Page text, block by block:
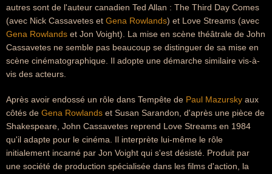
autres sont de l'auteur canadien Ted Allan : The Third Day Comes
(avec Nick Cassavetes et Gena Rowlands) et Love Streams (avec
Gena Rowlands et Jon Voight). La mise en scène théâtrale de John
Cassavetes ne semble pas beaucoup se distinguer de sa mise en
scène cinématographique. Il adopte une démarche similaire vis-à-
vis des acteurs.
Après avoir endossé un rôle dans Tempête de Paul Mazursky aux
côtés de Gena Rowlands et Susan Sarandon, d'après une pièce de
Shakespeare, John Cassavetes reprend Love Streams en 1984
qu'il adapte pour le cinéma. Il interprète lui-même le rôle
initialement incarné par Jon Voight qui s'est désisté. Produit par
une société de production spécialisée dans les films d'action, la